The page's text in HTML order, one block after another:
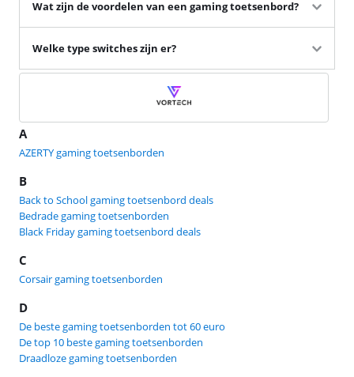
Wat zijn de voordelen van een gaming toetsenbord?
Welke type switches zijn er?
A
AZERTY gaming toetsenborden
B
Back to School gaming toetsenbord deals
Bedrade gaming toetsenborden
Black Friday gaming toetsenbord deals
C
Corsair gaming toetsenborden
D
De beste gaming toetsenborden tot 60 euro
De top 10 beste gaming toetsenborden
Draadloze gaming toetsenborden